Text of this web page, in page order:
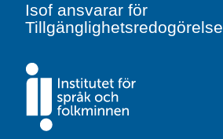
Isof ansvarar för
Tillgänglighetsredogörelse